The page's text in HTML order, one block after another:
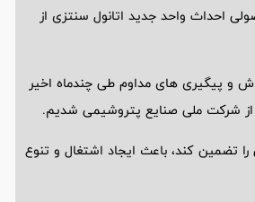
احداث واحد جدید اتانول سنتزی از
و پیگیری های مداوم طی چندماه اخیر
از شرکت ملی صنایع پتروشیمی شدیم.
تضمین کند، باعث ایجاد اشتغال و تنوع